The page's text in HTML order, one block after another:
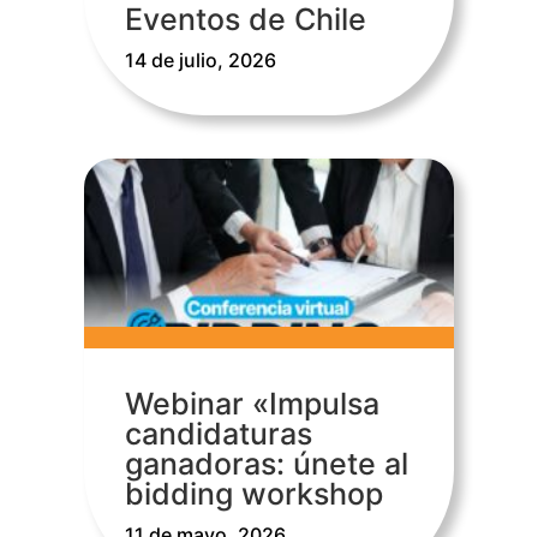
Eventos de Chile
14 de julio, 2026
Webinar «Impulsa
candidaturas
ganadoras: únete al
bidding workshop